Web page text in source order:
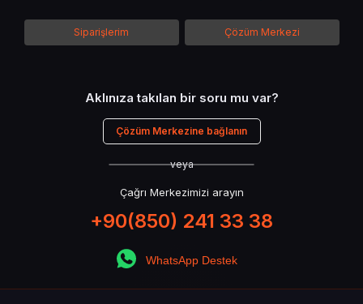
Siparişlerim Çözüm Merkezi
Aklınıza takılan bir soru mu var?
Çözüm Merkezine bağlanın
veya
Çağrı Merkezimizi arayın
+90(850) 241 33 38
WhatsApp Destek